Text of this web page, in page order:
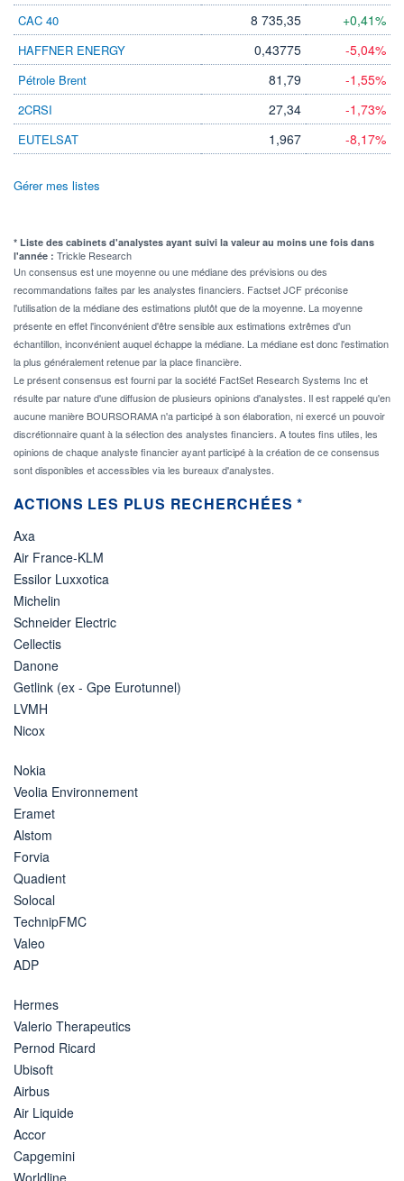
CAC 40
8 735,35 +0,41%
HAFFNER ENERGY 0,43775 -5,04%
Pétrole Brent 81,79 -1,55%
2CRSI 27,34 -1,73%
EUTELSAT 1,967 -8,17%
Gérer mes listes
* Liste des cabinets d'analystes ayant suivi la valeur au moins une fois dans
l'année : Trickle Research
Un consensus est une moyenne ou une médiane des prévisions ou des
recommandations faites par les analystes financiers. Factset JCF préconise
l'utilisation de la médiane des estimations plutôt que de la moyenne. La moyenne
présente en effet l'inconvénient d'être sensible aux estimations extrêmes d'un
échantillon, inconvénient auquel échappe la médiane. La médiane est donc l'estimation
la plus généralement retenue par la place financière.
Le présent consensus est fourni par la société FactSet Research Systems Inc et
résulte par nature d'une diffusion de plusieurs opinions d'analystes. Il est rappelé qu'en
aucune manière BOURSORAMA n'a participé à son élaboration, ni exercé un pouvoir
discrétionnaire quant à la sélection des analystes financiers. A toutes fins utiles, les
opinions de chaque analyste financier ayant participé à la création de ce consensus
sont disponibles et accessibles via les bureaux d'analystes.
ACTIONS LES PLUS RECHERCHÉES *
Axa
Air France-KLM
Essilor Luxxotica
Michelin
Schneider Electric
Cellectis
Danone
Getlink (ex - Gpe Eurotunnel)
LVMH
Nicox
Nokia
Veolia Environnement
Eramet
Alstom
Forvia
Quadient
Solocal
TechnipFMC
Valeo
ADP
Hermes
Valerio Therapeutics
Pernod Ricard
Ubisoft
Airbus
Air Liquide
Accor
Capgemini
Worldline